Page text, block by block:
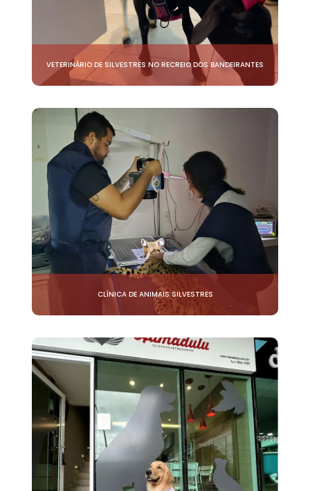
VETERINÁRIO DE SILVESTRES NO RECREIO DOS BANDEIRANTES
CLÍNICA DE ANIMAIS SILVESTRES